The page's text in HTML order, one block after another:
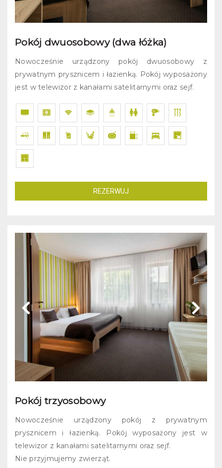
Pokój dwuosobowy (dwa łóżka)
Nowocześnie urządzony pokój dwuosobowy z
prywatnym prysznicem i łazienką. Pokój wyposażony
jest w telewizor z kanałami satelitarnymi oraz sejf.
REZERWUJ
Pokój trzyosobowy
Nowocześnie urządzony pokój z prywatnym
prysznicem i łazienką. Pokój wyposażony jest w
telewizor z kanałami satelitarnymi oraz sejf.
Nie przyjmujemy zwierząt.